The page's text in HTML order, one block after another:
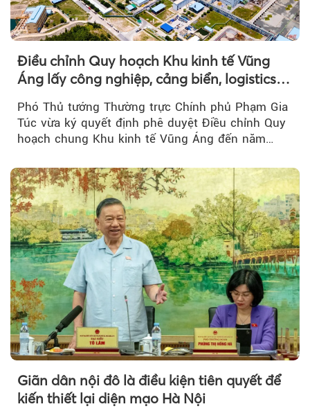
Điều chỉnh Quy hoạch Khu kinh tế Vũng
Áng lấy công nghiệp, cảng biển, logistics
Phó Thủ tướng Thường trực Chính phủ Phạm Gia
Túc vừa ký quyết định phê duyệt Điều chỉnh Quy
hoạch chung Khu kinh tế Vũng Áng đến năm
Giãn dân nội đô là điều kiện tiên quyết để
kiến thiết lại diện mạo Hà Nội